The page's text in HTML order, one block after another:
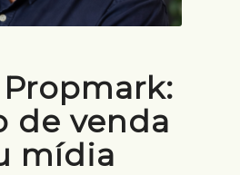
de venda
mídia